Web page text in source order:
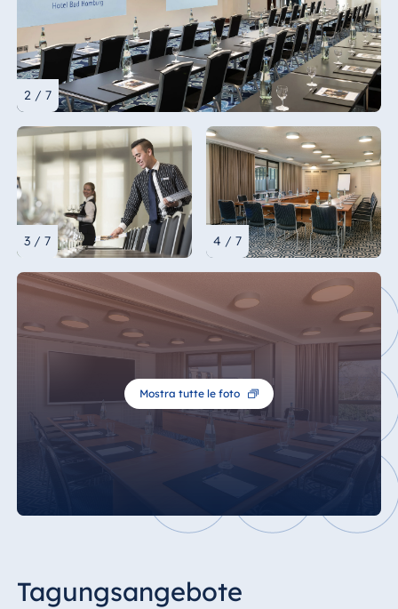
2 / 7
3 / 7 4 / 7
Mostra tutte le foto
Tagungsangebote